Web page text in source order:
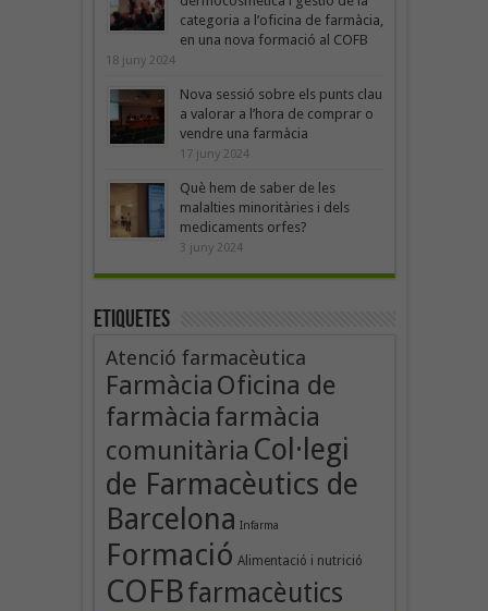
categoria a l’oficina de farmàcia,
en una nova formació al COFB
18 juny 2024
Nova sessió sobre els punts clau
a valorar a l’hora de comprar o
vendre una farmàcia
17 juny 2024
Què hem de saber de les
malalties minoritàries i dels
medicaments orfes?
3 juny 2024
Etiquetes
Atenció farmacèutica
Farmàcia Oficina de
farmàcia farmàcia
comunitària Col·legi
de Farmacèutics de
Barcelona Infarma
Formació Alimentació i nutrició
COFBfarmacèutics